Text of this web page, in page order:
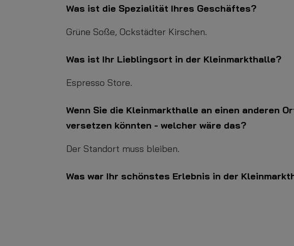
Was ist die Spezialität Ihres Geschäftes?
Grüne Soße, Ockstädter Kirschen.
Was ist Ihr Lieblingsort in der Kleinmarkthalle?
Espresso Store.
Wenn Sie die Kleinmarkthalle an einen anderen
versetzen könnten - welcher wäre das?
Der Standort muss bleiben.
Was war Ihr schönstes Erlebnis in der